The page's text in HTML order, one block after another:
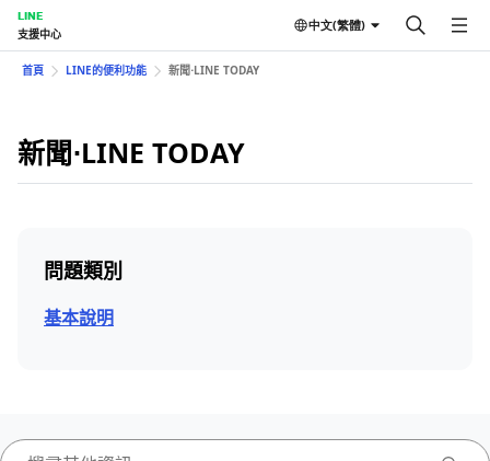
LINE
支援中心
中文(繁體)
首頁 LINE的便利功能 新聞⋅LINE TODAY
新聞⋅LINE TODAY
問題類別
基本說明